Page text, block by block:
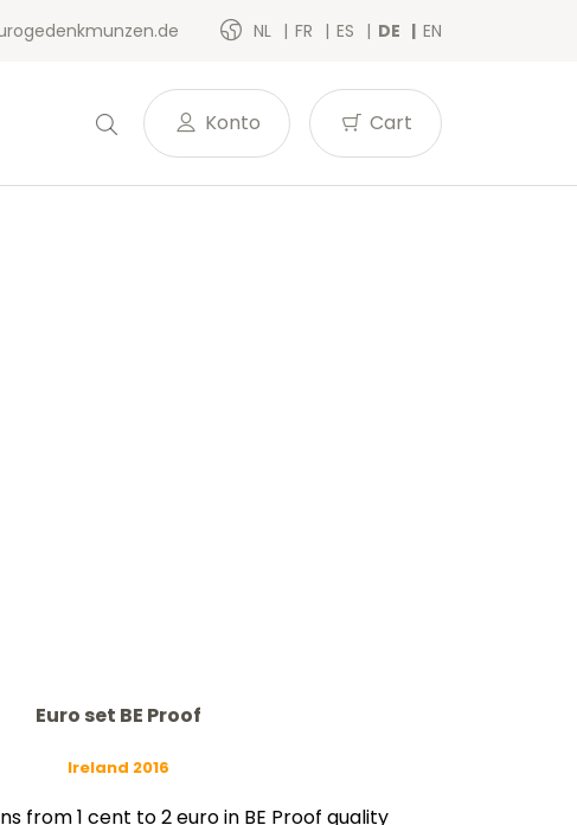
NL FR ES DE EN
Konto Cart
Euro set BE Proof
Ireland 2016
from 1 cent to 2 euro in BE Proof quality